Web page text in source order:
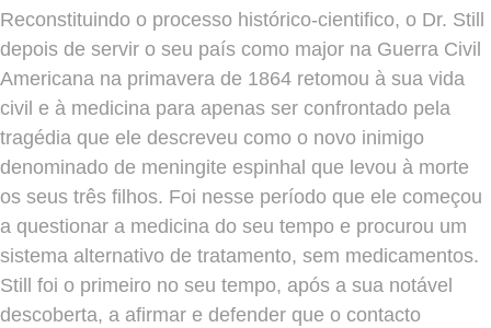
Reconstituindo o processo histórico-cientifico, o Dr. Still
depois de servir o seu país como major na Guerra Civil
Americana na primavera de 1864 retomou à sua vida
civil e à medicina para apenas ser confrontado pela
tragédia que ele descreveu como o novo inimigo
denominado de meningite espinhal que levou à morte
os seus três filhos. Foi nesse período que ele começou
a questionar a medicina do seu tempo e procurou um
sistema alternativo de tratamento, sem medicamentos.
Still foi o primeiro no seu tempo, após a sua notável
descoberta, a afirmar e defender que o contacto